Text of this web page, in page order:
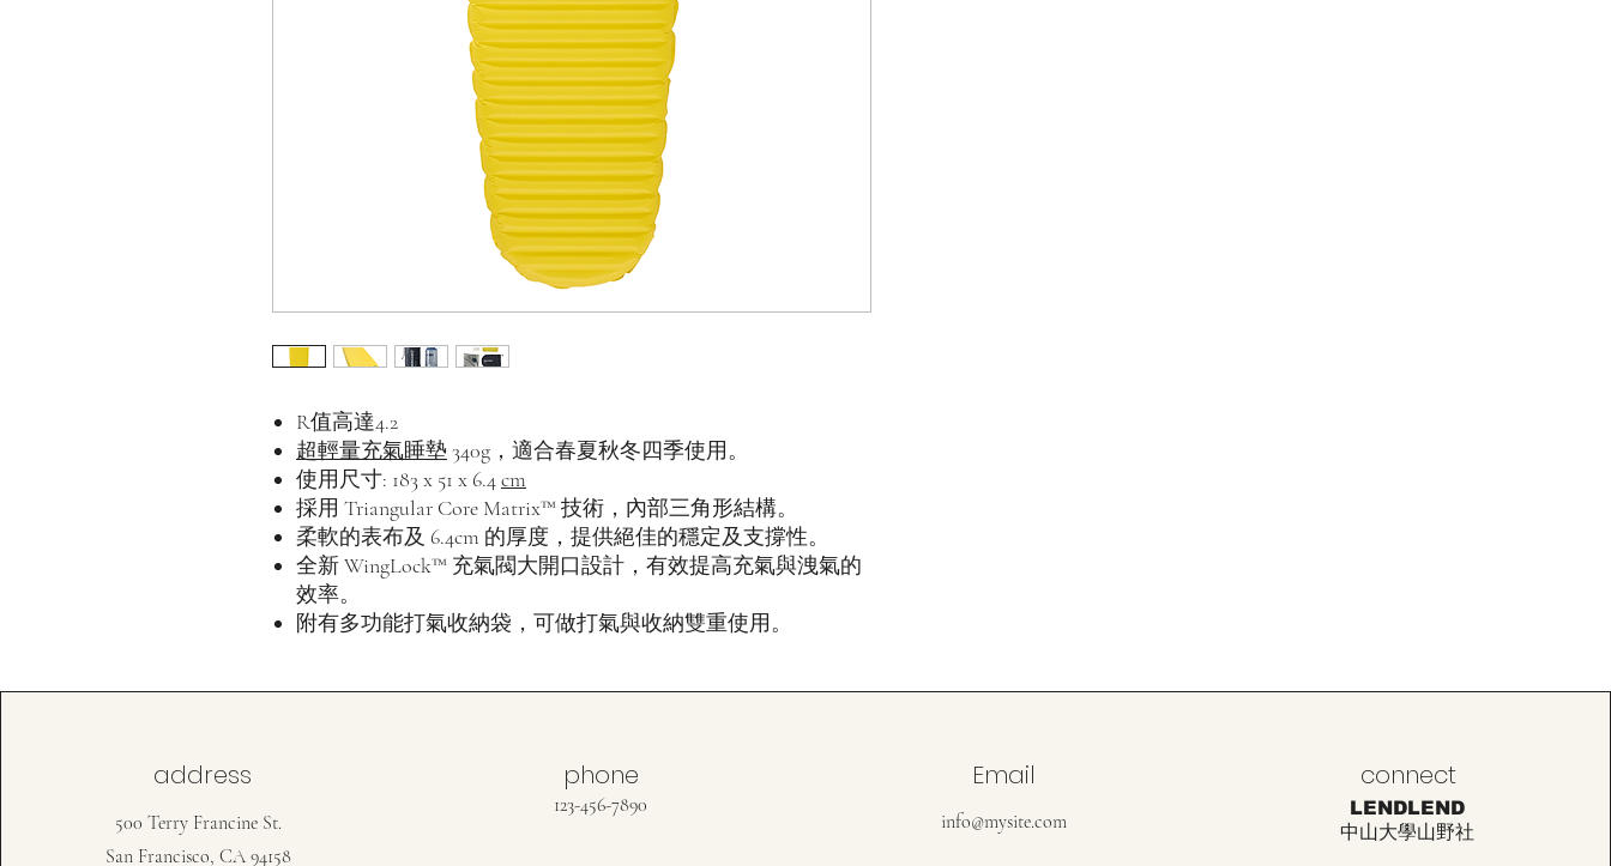
R值高達4.2
超輕量充氣睡墊 340g，適合春夏秋冬四季使用。
使用尺寸: 183 x 51 x 6.4cm
採用 Triangular Core Matrix™ 技術，內部三角形結構。
柔軟的表布及 6.4cm 的厚度，提供絕佳的穩定及支撐性。
全新 WingLock™ 充氣閥大開口設計，有效提高充氣與洩氣的
效率。
附有多功能打氣收納袋，可做打氣與收納雙重使用。
address
500 Terry Francine St.
San Francisco, CA 94158
phone
123-456-7890
Email
info@mysite.com
connect
LENDLEND
中山大學山野社